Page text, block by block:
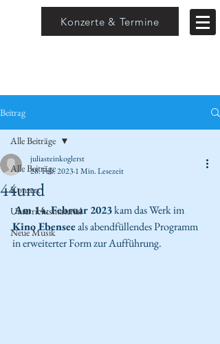
Konzerte & Termine
Beitrag
Alle Beiträge
Konzert
Unterrichtsmaterial
Neue Musik
Alle Beiträge
44und
juliasteinkoglerst
28. Feb. 20231 Min. Lesezeit
Am 14. Februar 2023 kam das Werk im
Kino Ebensee als abendfüllendes Programm
in erweiterter Form zur Aufführung.